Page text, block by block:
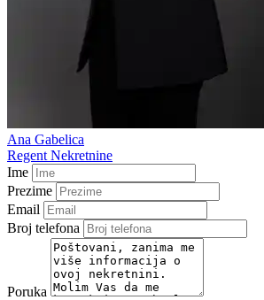
Ana Gabelica
Regent Nekretnine
Ime
Prezime
Email
Broj telefona
Poruka